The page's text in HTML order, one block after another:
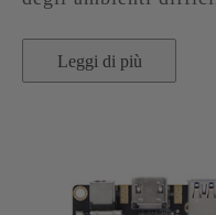
Leggi di più